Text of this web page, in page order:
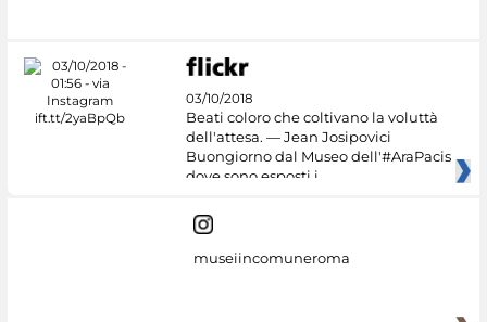
03/10/2018
Beati coloro che coltivano la voluttà
dell'attesa. — Jean Josipovici
Buongiorno dal Museo dell'#AraPacis
dove sono esposti i
museiincomuneroma